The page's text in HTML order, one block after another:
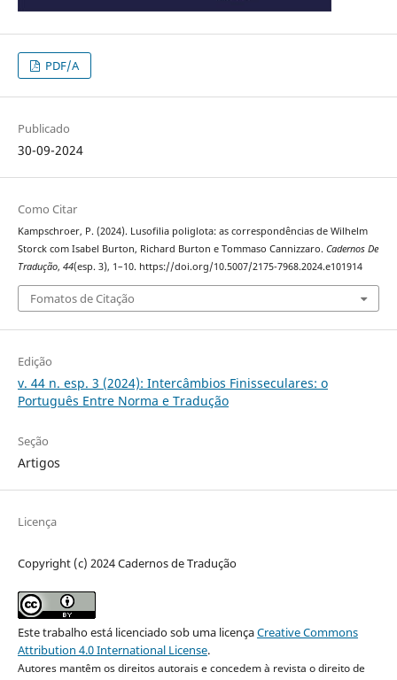
PDF/A
Publicado
30-09-2024
Como Citar
Kampschroer, P. (2024). Lusofilia poliglota: as correspondências de Wilhelm
Storck com Isabel Burton, Richard Burton e Tommaso Cannizzaro. Cadernos De
Tradução, 44(esp. 3), 1–10. https://doi.org/10.5007/2175-7968.2024.e101914
Fomatos de Citação
Edição
v. 44 n. esp. 3 (2024): Intercâmbios Finisseculares: o
Português Entre Norma e Tradução
Seção
Artigos
Licença
Copyright (c) 2024 Cadernos de Tradução
Este trabalho está licenciado sob uma licençaCreative Commons
Attribution 4.0 International License.
Autores mantêm os direitos autorais e concedem à revista o direito de